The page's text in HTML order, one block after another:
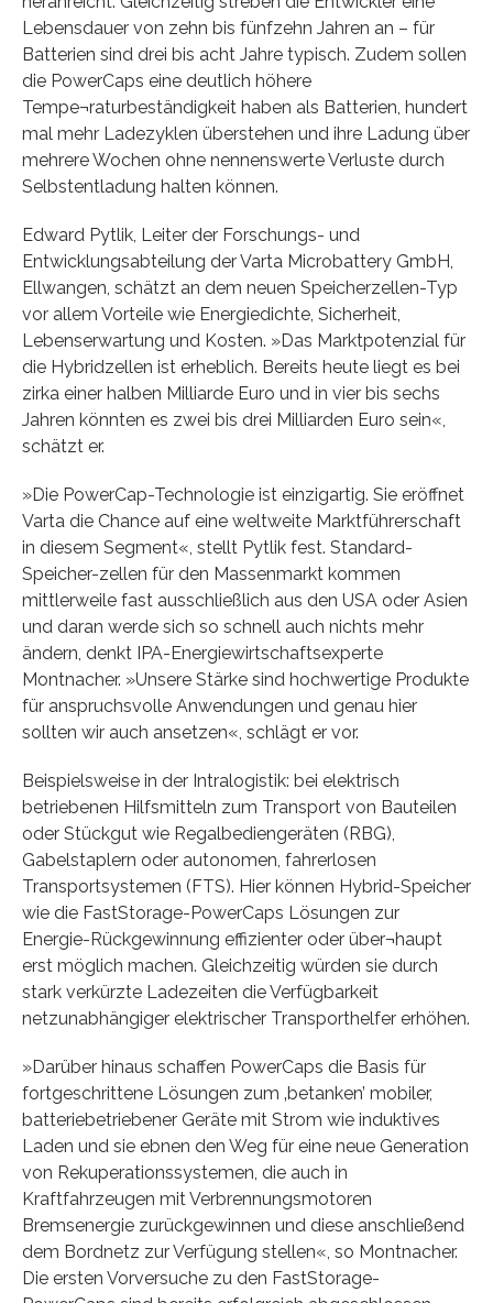
Lebensdauer von zehn bis fünfzehn Jahren an – für
Batterien sind drei bis acht Jahre typisch. Zudem sollen
die PowerCaps eine deutlich höhere
Tempe¬raturbeständigkeit haben als Batterien, hundert
mal mehr Ladezyklen überstehen und ihre Ladung über
mehrere Wochen ohne nennenswerte Verluste durch
Selbstentladung halten können.
Edward Pytlik, Leiter der Forschungs- und
Entwicklungsabteilung der Varta Microbattery GmbH,
Ellwangen, schätzt an dem neuen Speicherzellen-Typ
vor allem Vorteile wie Energiedichte, Sicherheit,
Lebenserwartung und Kosten. »Das Marktpotenzial für
die Hybridzellen ist erheblich. Bereits heute liegt es bei
zirka einer halben Milliarde Euro und in vier bis sechs
Jahren könnten es zwei bis drei Milliarden Euro sein«,
schätzt er.
»Die PowerCap-Technologie ist einzigartig. Sie eröffnet
Varta die Chance auf eine weltweite Marktführerschaft
in diesem Segment«, stellt Pytlik fest. Standard-
Speicher-zellen für den Massenmarkt kommen
mittlerweile fast ausschließlich aus den USA oder Asien
und daran werde sich so schnell auch nichts mehr
ändern, denkt IPA-Energiewirtschaftsexperte
Montnacher. »Unsere Stärke sind hochwertige Produkte
für anspruchsvolle Anwendungen und genau hier
sollten wir auch ansetzen«, schlägt er vor.
Beispielsweise in der Intralogistik: bei elektrisch
betriebenen Hilfsmitteln zum Transport von Bauteilen
oder Stückgut wie Regalbediengeräten (RBG),
Gabelstaplern oder autonomen, fahrerlosen
Transportsystemen (FTS). Hier können Hybrid-Speicher
wie die FastStorage-PowerCaps Lösungen zur
Energie-Rückgewinnung effizienter oder über¬haupt
erst möglich machen. Gleichzeitig würden sie durch
stark verkürzte Ladezeiten die Verfügbarkeit
netzunabhängiger elektrischer Transporthelfer erhöhen.
»Darüber hinaus schaffen PowerCaps die Basis für
fortgeschrittene Lösungen zum ‚betanken’ mobiler,
batteriebetriebener Geräte mit Strom wie induktives
Laden und sie ebnen den Weg für eine neue Generation
von Rekuperationssystemen, die auch in
Kraftfahrzeugen mit Verbrennungsmotoren
Bremsenergie zurückgewinnen und diese anschließend
dem Bordnetz zur Verfügung stellen«, so Montnacher.
Die ersten Vorversuche zu den FastStorage-